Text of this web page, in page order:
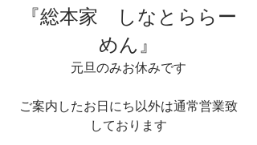
『総本家　しなとららー
めん』
元旦のみお休みです
ご案内したお日にち以外は通常営業致
しております